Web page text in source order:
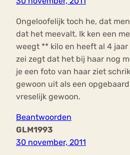
Ongeloofelijk toch he, dat
dat het meevalt. Ik ken een
weegt ** kilo en heeft al 4
zei zegt dat het bij haar nog
je een foto van haar ziet
gewoon uit als een
vreselijk gewoon.
Beantwoorden
GLM1993
30 november, 2011